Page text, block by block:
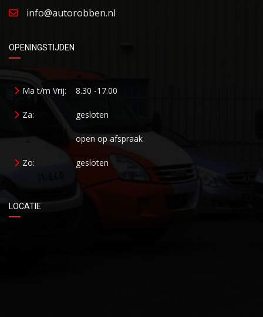
info@autorobben.nl
OPENINGSTIJDEN
Ma t/m Vrij: 8.30 -17.00
Za: gesloten
open op afspraak
Zo: gesloten
LOCATIE